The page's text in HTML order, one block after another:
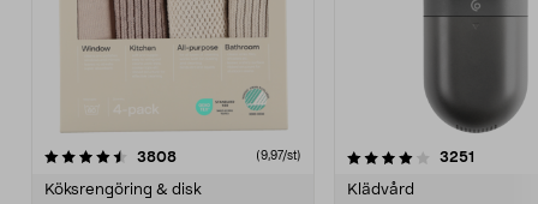
3808recensioner (9,97/st)
Köksrengöring & disk
4.0av 5 stjärnor 3251
Klädvård
4.5av 5 stjärnor